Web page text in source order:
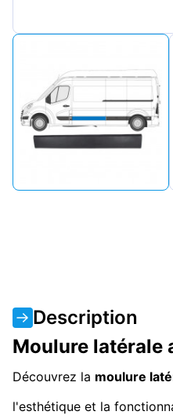
Description
Moulure latérale
Découvrez la moulure
l'esthétique et la